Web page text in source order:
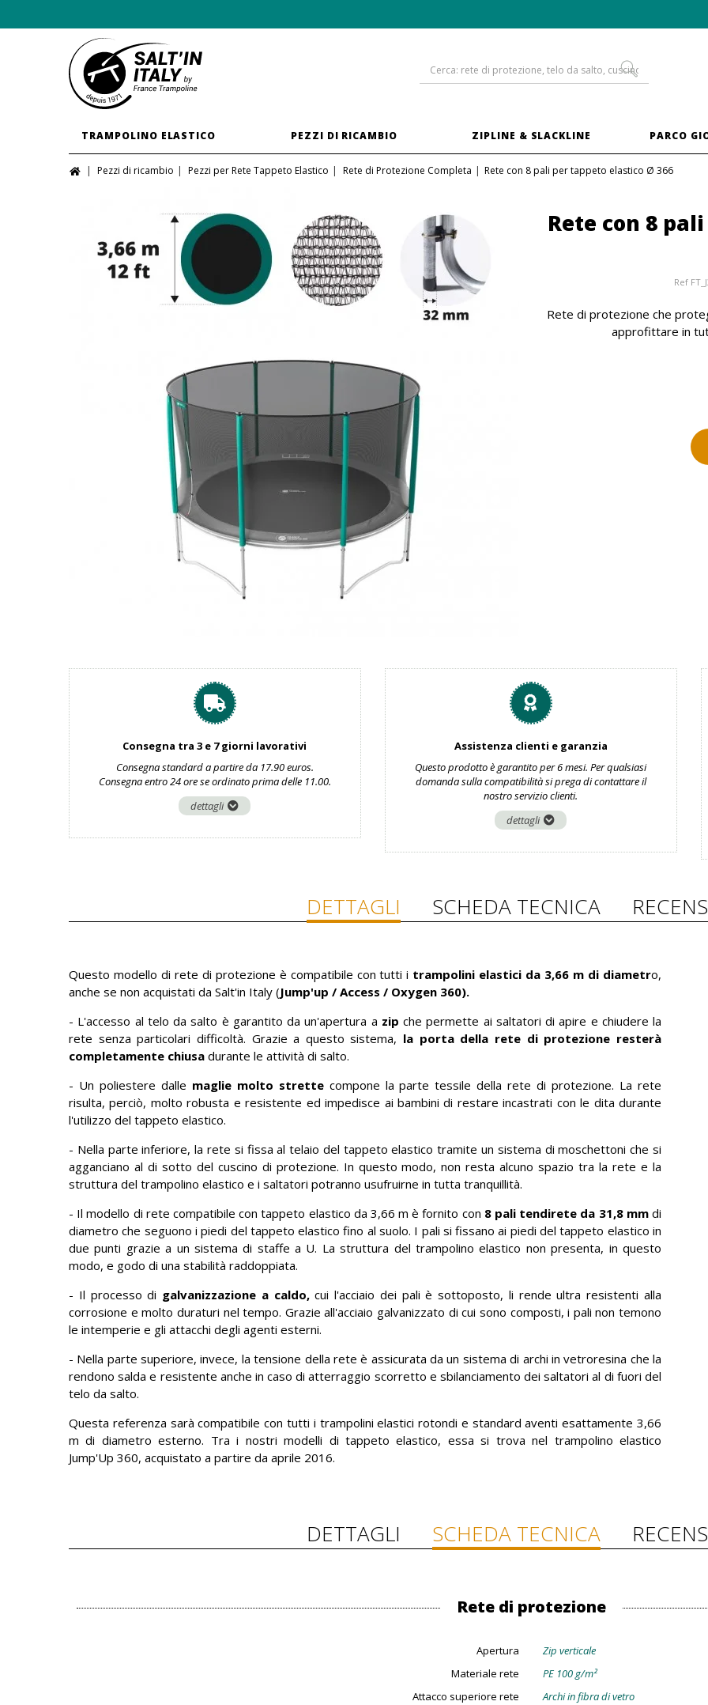
TRAMPOLINO ELASTICO PEZZI DI RICAMBIO ZIPLINE & SLACKLINE PARCO
Pezzi di ricambio Pezzi per Rete Tappeto Elastico Rete di Protezione Completa Rete con 8 pali per tappeto elastico Ø 366
Rete con 8
Ref
Rete di protezione che
approfittare in
Consegna tra 3 e 7 giorni lavorativi
Consegna standard a partire da 17.90 euros.
Consegna entro 24 ore se ordinato prima delle 11.00.
dettagli
Assistenza clienti e garanzia
Questo prodotto è garantito per 6 mesi. Per qualsiasi
domanda sulla compatibilità si prega di contattare il
nostro servizio clienti.
dettagli
DETTAGLI SCHEDA TECNICA
Questo modello di rete di protezione è compatibile con tutti i trampolini elastici da 3,66 m di diametro,
anche se non acquistati da Salt'in Italy (Jump'up / Access / Oxygen 360).
- L'accesso al telo da salto è garantito da un'apertura a zip che permette ai saltatori di apire e chiudere la
rete senza particolari difficoltà. Grazie a questo sistema, la porta della rete di protezione resterà
completamente chiusa durante le attività di salto.
- Un poliestere dalle magliemolto strettecompone la parte tessile della rete di protezione. La rete
risulta, perciò, molto robusta e resistente ed impedisce ai bambini di restare incastrati con le dita durante
l'utilizzo del tappeto elastico.
- Nella parte inferiore, la rete si fissa al telaio del tappeto elastico tramite un sistema di moschettoni che si
agganciano al di sotto del cuscino di protezione. In questo modo, non resta alcuno spazio tra la rete e la
struttura del trampolino elastico e i saltatori potranno usufruirne in tutta tranquillità.
- Il modello di rete compatibile con tappeto elastico da 3,66 m è fornito con 8 pali tendirete da 31,8 mmdi
diametro che seguono i piedi del tappeto elastico fino al suolo. I pali si fissano ai piedi del tappeto elastico in
due punti grazie a un sistema di staffe a U. La struttura del trampolino elastico non presenta, in questo
modo, e godo di una stabilità raddoppiata.
- Il processo di galvanizzazione a caldo,cui l'acciaio dei pali è sottoposto, li rende ultra resistenti alla
corrosione e molto duraturi nel tempo. Grazie all'acciaio galvanizzato di cui sono composti, i pali non temono
le intemperie e gli attacchi degli agenti esterni.
- Nella parte superiore, invece, la tensione della rete è assicurata da un sistema di archi in vetroresina che la
rendono salda e resistente anche in caso di atterraggio scorretto e sbilanciamento dei saltatori al di fuori del
telo da salto.
Questa referenza sarà compatibile con tutti i trampolini elastici rotondi e standard aventi esattamente 3,66
m di diametro esterno. Tra i nostri modelli di tappeto elastico, essa si trova nel trampolino elastico
Jump'Up 360, acquistato a partire da aprile 2016.
DETTAGLI SCHEDA TECNICA
Rete di protezione
Apertura
Zip verticale
Materiale rete
PE 100 g/m²
Attacco superiore rete
Archi in fibra di vetro